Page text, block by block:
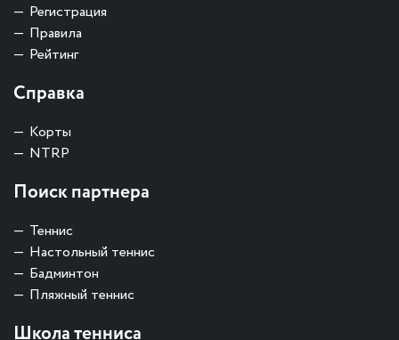
Регистрация
Правила
Рейтинг
Справка
Корты
NTRP
Поиск партнера
Теннис
Настольный теннис
Бадминтон
Пляжный теннис
Школа тенниса